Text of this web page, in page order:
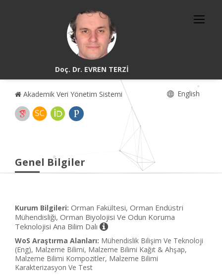
Doç. Dr. EVREN TERZİ
Akademik Veri Yönetim Sistemi English
Genel Bilgiler
Kurum Bilgileri: Orman Fakültesi, Orman Endüstri
Mühendisliği, Orman Biyolojisi Ve Odun Koruma
Teknolojisi Ana Bilim Dalı
WoS Araştırma Alanları: Mühendislik Bilişim Ve Teknoloji
(Eng), Malzeme Bilimi, Malzeme Bilimi Kağıt & Ahşap,
Malzeme Bilimi Kompozitler, Malzeme Bilimi
Karakterizasyon Ve Test